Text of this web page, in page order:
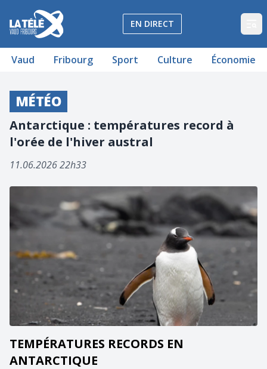
La Télé - Télévision régionale Vaud et Fribourg
EN DIRECT
Vaud Fribourg Sport Culture Économie
MÉTÉO
Antarctique : températures record à
l'orée de l'hiver austral
11.06.2026 22h33
TEMPÉRATURES RECORDS EN
ANTARCTIQUE